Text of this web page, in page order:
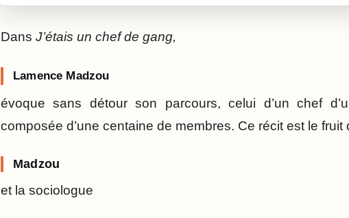
Dans J’étais un chef de gang,
Lamence Madzou
évoque sans détour son parcours, celui d’un chef
composée d’une centaine de membres. Ce récit est le
Madzou
et la sociologue